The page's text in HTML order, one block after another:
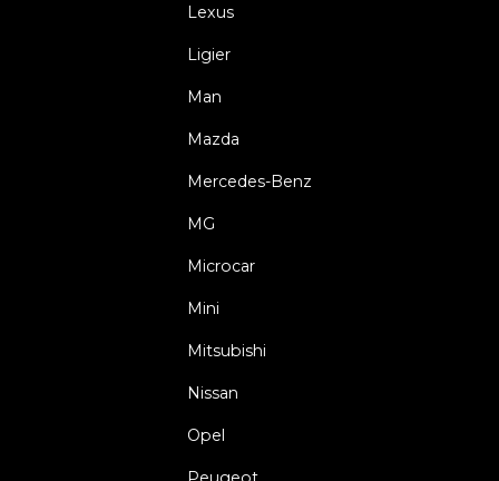
Lexus
Ligier
Man
Mazda
Mercedes-Benz
MG
Microcar
Mini
Mitsubishi
Nissan
Opel